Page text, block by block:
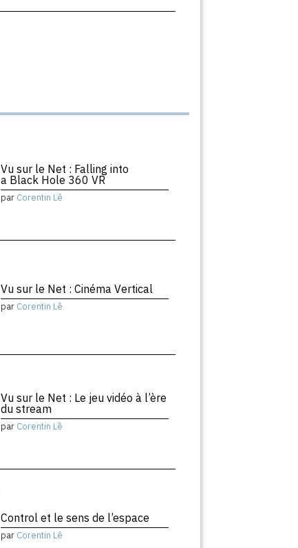
Vu sur le Net : Falling into
a Black Hole 360 VR
par Corentin Lê
Vu sur le Net : Cinéma Vertical
par Corentin Lê
Vu sur le Net : Le jeu vidéo à l’ère
du stream
par Corentin Lê
Control et le sens de l’espace
par Corentin Lê